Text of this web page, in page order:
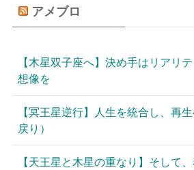
アメブロ
【木星双子座へ】決め手はリアリ
想像を
【冥王星逆行】人生を統合し、再
戻り）
【天王星と木星の重なり】そして